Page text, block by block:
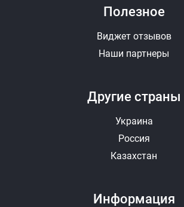
Другие страны
Украина
Россия
Казахстан
Полезное
Виджет отзывов
Наши партнеры
Информация